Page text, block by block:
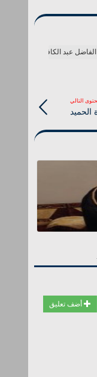
الفاضل عبد الكافي
التالي
الحميد
أضف تعليق